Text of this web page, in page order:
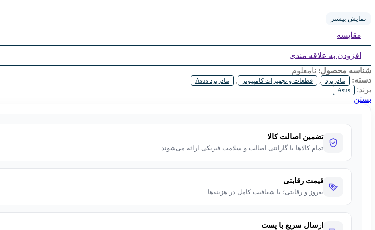
نمایش بیشتر
مقایسه
افزودن به علاقه مندی
شناسه محصول: نامعلوم
دسته:
مادربرد , قطعات و تجهیزات کامپیوتر , مادربرد Asus
برند: Asus
بستن
تضمین اصالت کالا
تمام کالاها با گارانتی اصالت و سلامت فیزیکی ارائه می‌شوند.
قیمت رقابتی
به‌روز و رقابتی؛ با شفافیت کامل در هزینه‌ها.
ارسال سریع با پست